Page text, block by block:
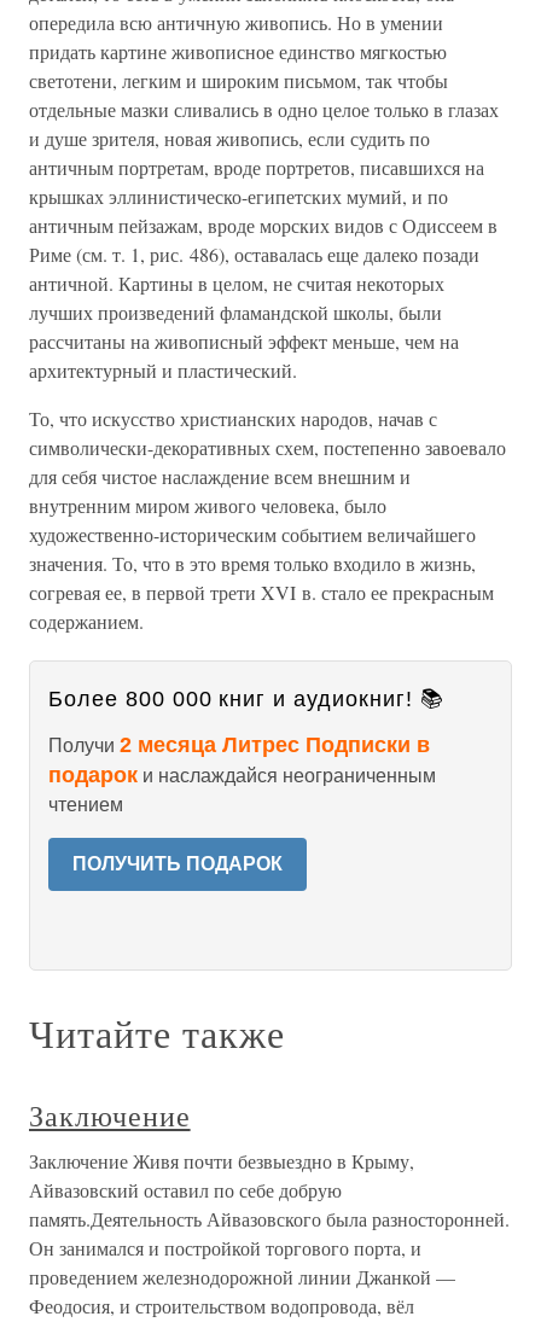
опередила всю античную живопись. Но в умении
придать картине живописное единство мягкостью
светотени, легким и широким письмом, так чтобы
отдельные мазки сливались в одно целое только в глазах
и душе зрителя, новая живопись, если судить по
античным портретам, вроде портретов, писавшихся на
крышках эллинистическо-египетских мумий, и по
античным пейзажам, вроде морских видов с Одиссеем в
Риме (см. т. 1, рис. 486), оставалась еще далеко позади
античной. Картины в целом, не считая некоторых
лучших произведений фламандской школы, были
рассчитаны на живописный эффект меньше, чем на
архитектурный и пластический.
То, что искусство христианских народов, начав с
символически-декоративных схем, постепенно завоевало
для себя чистое наслаждение всем внешним и
внутренним миром живого человека, было
художественно-историческим событием величайшего
значения. То, что в это время только входило в жизнь,
согревая ее, в первой трети XVI в. стало ее прекрасным
содержанием.
Более 800 000 книг и аудиокниг! 📚
Получи 2 месяца Литрес Подписки в
подарок и наслаждайся неограниченным
чтением
ПОЛУЧИТЬ ПОДАРОК
Читайте также
Заключение
Заключение Живя почти безвыездно в Крыму,
Айвазовский оставил по себе добрую
память.Деятельность Айвазовского была разносторонней.
Он занимался и постройкой торгового порта, и
проведением железнодорожной линии Джанкой —
Феодосия, и строительством водопровода, вёл